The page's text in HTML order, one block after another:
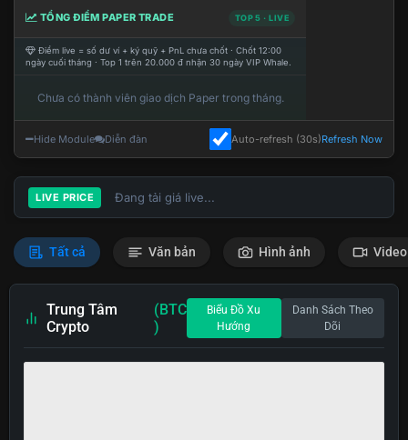
TỔNG ĐIỂM PAPER TRADE TOP 5 · LIVE
Điểm live = số dư ví + ký quỹ + PnL chưa chốt · Chốt 12:00
ngày cuối tháng · Top 1 trên 20.000 đ nhận 30 ngày VIP Whale.
Chưa có thành viên giao dịch Paper trong tháng.
Hide Module Diễn đàn Auto-refresh (30s)Refresh Now
LIVE PRICE Đang tải giá live...
Tất cả Văn bản Hình ảnh Video
Trung Tâm
Crypto
(BTC
)
Biểu Đồ Xu
Hướng
Danh Sách Theo
Dõi